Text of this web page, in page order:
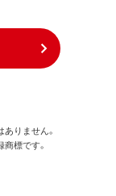
ースエンジニア
に加えること
りません。
標です。